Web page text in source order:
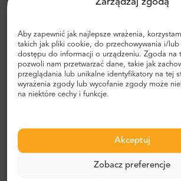
Aby zapewnić jak najlepsze wrażenia,
takich jak pliki cookie, do przechowywania i/lub
dostępu do informacji o urządzeniu. Zgoda na
pozwoli nam przetwarzać dane, takie jak
przeglądania lub unikalne identyfikatory na tej
wyrażenia zgody lub wycofanie zgody może
na niektóre cechy i funkcje.
Akceptuj
Zobacz preferencje
sposobem dotarcia do hotelu jest
zaoszczędzisz dużo czasu, ponieważ
nieprzyjemny proces ustalania trasy,
mieście i znajdowania drogi.
Transfer z lotniska i miasta
TripAdvisor. Oferujemy transport door-
nowoczesnych, komfortowych,
samochodach, minivanach i
składa się z doświadczonych